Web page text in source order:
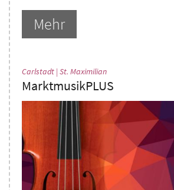
Mehr
Carlstadt | St. Maximilian:
MarktmusikPLUS